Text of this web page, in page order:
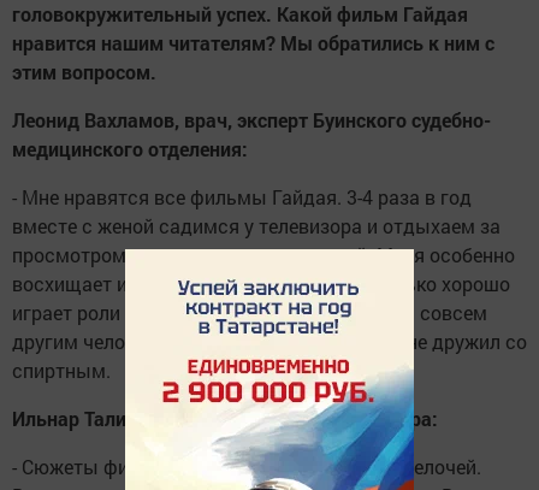
головокружительный успех. Какой фильм Гайдая
нравится нашим читателям? Мы обратились к ним с
этим вопросом.
Леонид Вахламов, врач, эксперт Буинского судебно-
медицинского отделения:
- Мне нравятся все фильмы Гайдая. 3-4 раза в год
вместе с женой садимся у телевизора и отдыхаем за
просмотром его легендарных комедий. Меня особенно
восхищает игра Юрия Никулина. Он настолько хорошо
играет роли пьяниц, дураков. А в жизни был совсем
другим человеком - прошел войну, никогда не дружил со
спиртным.
Ильнар Талипов, директор Досугового центра:
- Сюжеты фильмов Гайдая продуманы до мелочей.